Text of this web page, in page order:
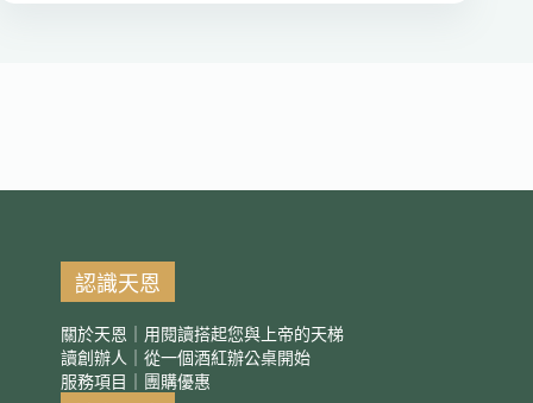
認識天恩
關於天恩｜用閱讀搭起您與上帝的天梯
讀創辦人｜從一個酒紅辦公桌開始
服務項目｜團購優惠